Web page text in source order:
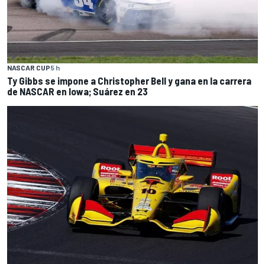
NASCAR CUP5 h
Ty Gibbs se impone a Christopher Bell y gana en la carrera
de NASCAR en Iowa; Suárez en 23